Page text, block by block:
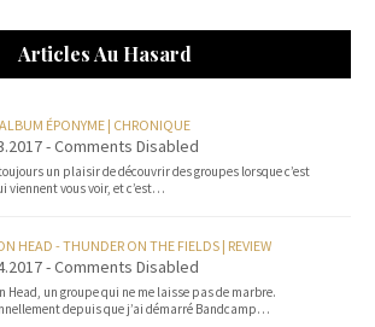
Articles Au Hasard
ÉPONYME | CHRONIQUE
- Comments Disabled
toujours un plaisir de découvrir des groupes lorsque c’est
viennent vous voir, et c’est…
HEAD - THUNDER ON THE FIELDS | REVIEW
- Comments Disabled
Head, un groupe qui ne me laisse pas de marbre.
depuis que j’ai démarré Bandcamp…